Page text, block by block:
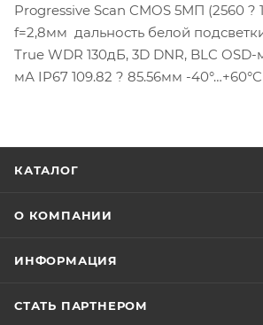
Progressive Scan CMOS 5МП (2560 ?
f=2,8мм дальность белой
True WDR 130дБ, 3D DNR, BLC
мА IP67 109.82 ? 85.56мм -40°…+60°C
КАТАЛОГ
О КОМПАНИИ
ИНФОРМАЦИЯ
СТАТЬ ПАРТНЕРОМ